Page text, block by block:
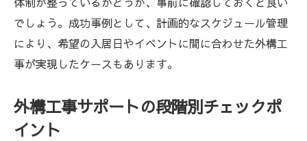
でしょう。成功事例として、計画的なスケジュール管理
により、希望の入居日やイベントに間に合わせた外構工
事が実現したケースもあります。
外構工事サポートの段階別チェックポ
イント